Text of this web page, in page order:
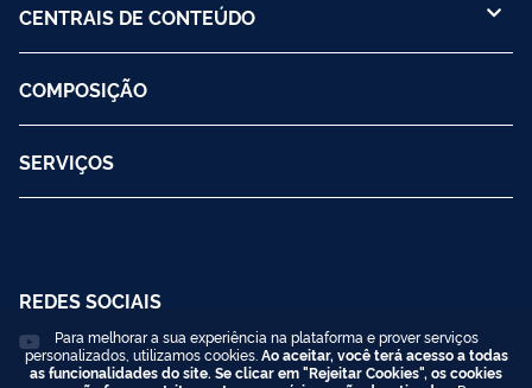
CENTRAIS DE CONTEÚDO
COMPOSIÇÃO
SERVIÇOS
REDES SOCIAIS
Para melhorar a sua experiência na plataforma e prover serviços
personalizados, utilizamos cookies. Ao aceitar, você terá acesso a todas
as funcionalidades do site. Se clicar em "Rejeitar Cookies", os cookies